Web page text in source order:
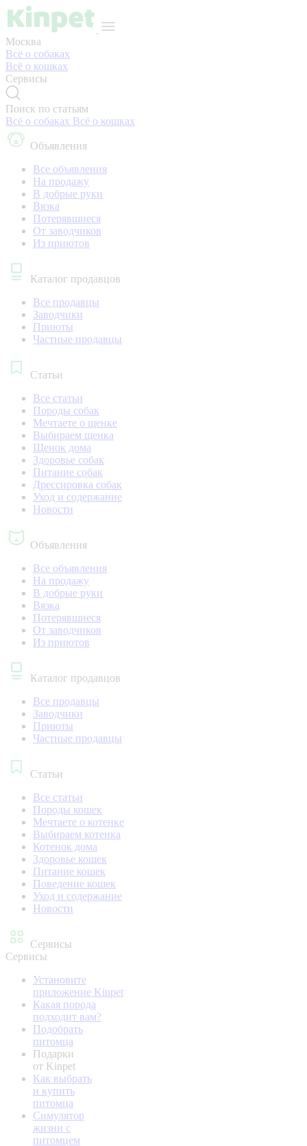
Москва
Всё о собаках
Всё о кошках
Сервисы
Поиск по статьям
Всё о собаках Всё о кошках
Объявления
Все объявления
На продажу
В добрые руки
Вязка
Потерявшиеся
От заводчиков
Из приютов
Каталог продавцов
Все продавцы
Заводчики
Приюты
Частные продавцы
Статьи
Все статьи
Породы собак
Мечтаете о щенке
Выбираем щенка
Щенок дома
Здоровье собак
Питание собак
Дрессировка собак
Уход и содержание
Новости
Объявления
Все объявления
На продажу
В добрые руки
Вязка
Потерявшиеся
От заводчиков
Из приютов
Каталог продавцов
Все продавцы
Заводчики
Приюты
Частные продавцы
Статьи
Все статьи
Породы кошек
Мечтаете о котенке
Выбираем котенка
Котенок дома
Здоровье кошек
Питание кошек
Поведение кошек
Уход и содержание
Новости
Сервисы
Сервисы
Установите
приложение Kinpet
Какая порода
подходит вам?
Подобрать
питомца
Подарки
от Kinpet
Как выбрать
и купить
питомца
Симулятор
жизни с
питомцем